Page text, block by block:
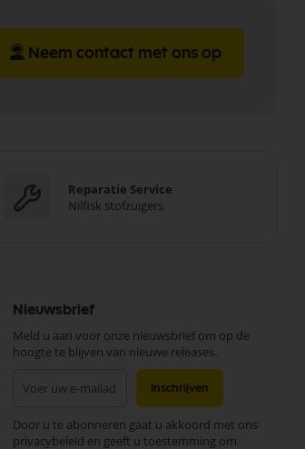
Neem contact met ons op
Reparatie Service
Nilfisk stofzuigers
Nieuwsbrief
Meld u aan voor onze nieuwsbrief om op de
hoogte te blijven van nieuwe releases.
onze
nieuwsbrief
Inschrijven
Door u te abonneren gaat u akkoord met ons
privacybeleid en geeft u toestemming om